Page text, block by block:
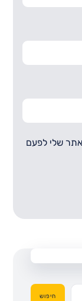
שלי לפעם
חיפוש